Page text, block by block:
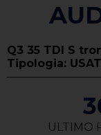
Q3 35 TDI S
Tipologia:
ULTIMO